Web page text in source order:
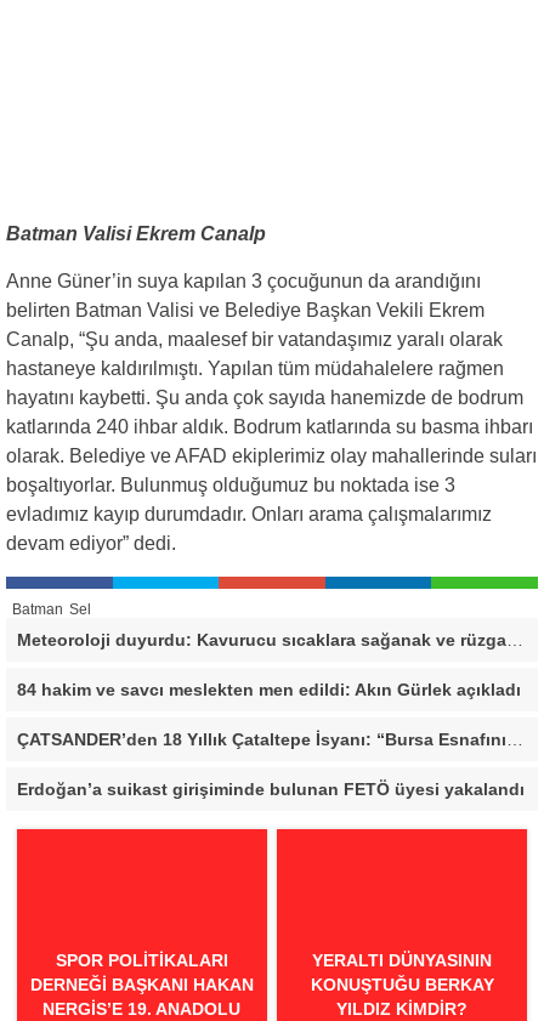
Batman Valisi Ekrem Canalp
Anne Güner’in suya kapılan 3 çocuğunun da arandığını
belirten Batman Valisi ve Belediye Başkan Vekili Ekrem
Canalp, “Şu anda, maalesef bir vatandaşımız yaralı olarak
hastaneye kaldırılmıştı. Yapılan tüm müdahalelere rağmen
hayatını kaybetti. Şu anda çok sayıda hanemizde de bodrum
katlarında 240 ihbar aldık. Bodrum katlarında su basma ihbarı
olarak. Belediye ve AFAD ekiplerimiz olay mahallerinde suları
boşaltıyorlar. Bulunmuş olduğumuz bu noktada ise 3
evladımız kayıp durumdadır. Onları arama çalışmalarımız
devam ediyor” dedi.
Batman Sel
Meteoroloji duyurdu: Kavurucu sıcaklara sağanak ve rüzgar arası
84 hakim ve savcı meslekten men edildi: Akın Gürlek açıkladı
ÇATSANDER’den 18 Yıllık Çataltepe İsyanı: “Bursa Esnafını Kim 18 Yıldır Mağdur Ediyor?”
Erdoğan’a suikast girişiminde bulunan FETÖ üyesi yakalandı
SPOR POLITIKALARI
DERNEĞI BAŞKANI HAKAN
NERGIS’E 19. ANADOLU
YERALTI DÜNYASININ
KONUŞTUĞU BERKAY
YILDIZ KIMDIR?